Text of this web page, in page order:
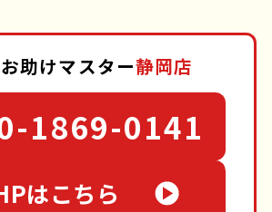
お助けマスター静岡店
1869-0141
はこちら